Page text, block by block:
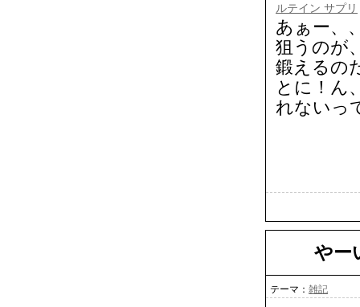
ルテイン サプリ
あぁー、
狙うのが
鍛えるの
とに！ん
れないっ
やー
テーマ： 雑記